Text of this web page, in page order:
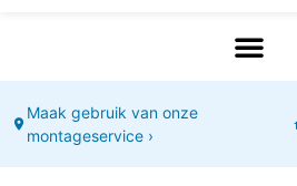
Maak gebruik van onze
montageservice ›